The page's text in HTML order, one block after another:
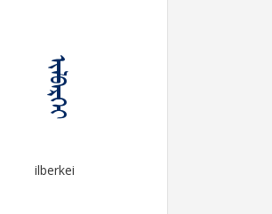
ᠢᠯᠪᠡᠷᠬᠡᠶ
ilberkei